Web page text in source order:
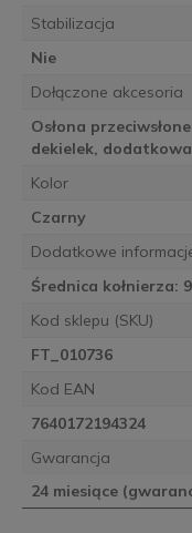
Stabilizacja
Nie
Dołączone akcesoria
Osłona
dekielek,
Kolor
Czarny
Dodatkowe
Średnica kołnierza:
Kod sklepu (SKU)
FT_010736
Kod EAN
7640172194324
Gwarancja
24 miesiące